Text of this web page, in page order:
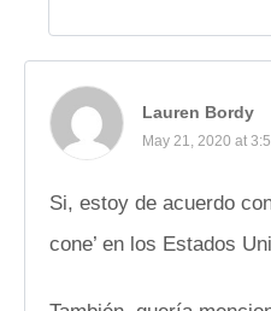
Lauren Bordy
May 21, 2020 at
Si, estoy de acuerdo
cone’ en los Estados